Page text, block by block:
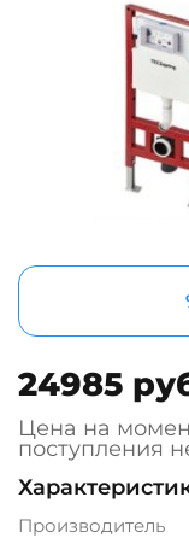
24985
Цена на
поступления
Производитель